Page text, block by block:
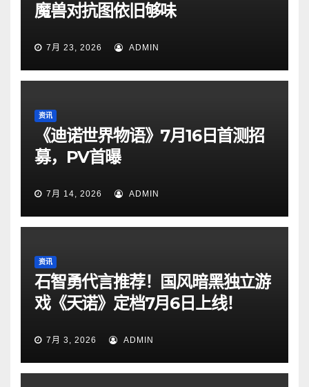
魔兽对抗图依旧够味
7月 23, 2026 ADMIN
资讯
《迪诺世界物语》7月16日首测招
募，PV首曝
7月 14, 2026 ADMIN
资讯
石智勇代言推荐！国风暗黑独立游
戏《天诺》定档7月6日上线！
7月 3, 2026 ADMIN